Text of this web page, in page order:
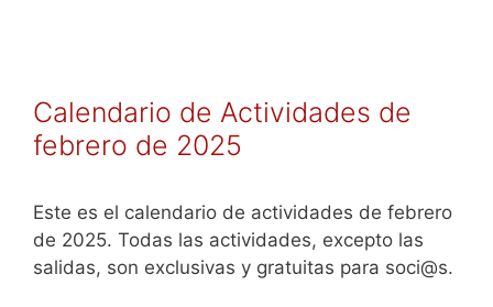
Calendario de Actividades de
febrero de 2025
Este es el calendario de actividades de febrero
de 2025. Todas las actividades, excepto las
salidas, son exclusivas y gratuitas para soci@s.